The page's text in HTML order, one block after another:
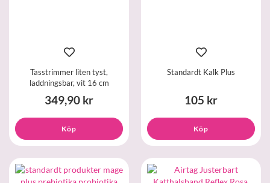
Tasstrimmer liten tyst,
laddningsbar, vit 16 cm
349,90 kr
Köp
Standardt Kalk Plus
105 kr
Köp